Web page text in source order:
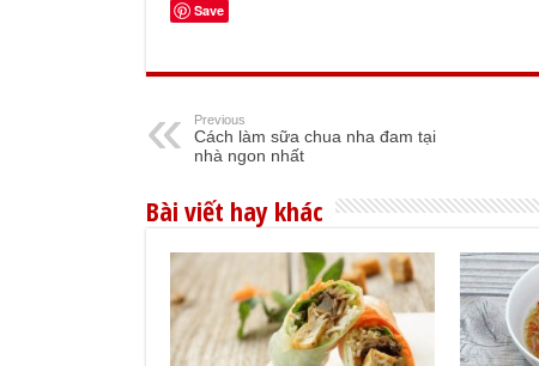
Save
Previous
Cách làm sữa chua nha đam tại
nhà ngon nhất
Bài viết hay khác